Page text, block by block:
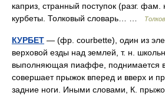
каприз, странный поступок (разг.
курбеты. Толковый словарь… …
КУРБЕТ — (фр. courbette), один из
верховой езды над землей, т. н.
выполняющая пиаффе, поднимается
совершает прыжок вперед и вверх и
задние ноги. Иными словами, К.